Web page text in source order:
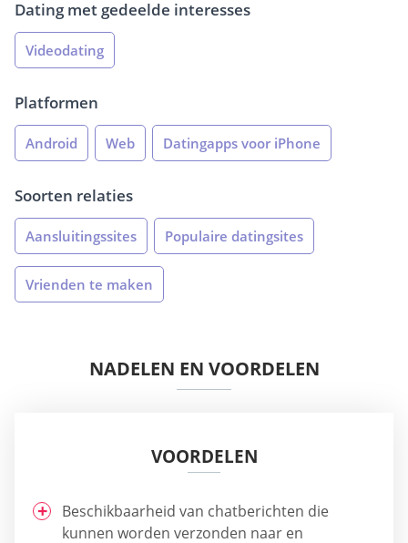
Dating met gedeelde interesses
Videodating
Platformen
Android Web Datingapps voor iPhone
Soorten relaties
Aansluitingssites Populaire datingsites
Vrienden te maken
NADELEN EN VOORDELEN
VOORDELEN
Beschikbaarheid van chatberichten die
kunnen worden verzonden naar en